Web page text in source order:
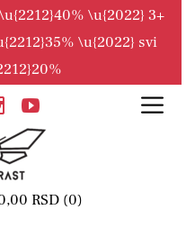
\u{2022} 3+
\u{2022} svi
RSD (0)